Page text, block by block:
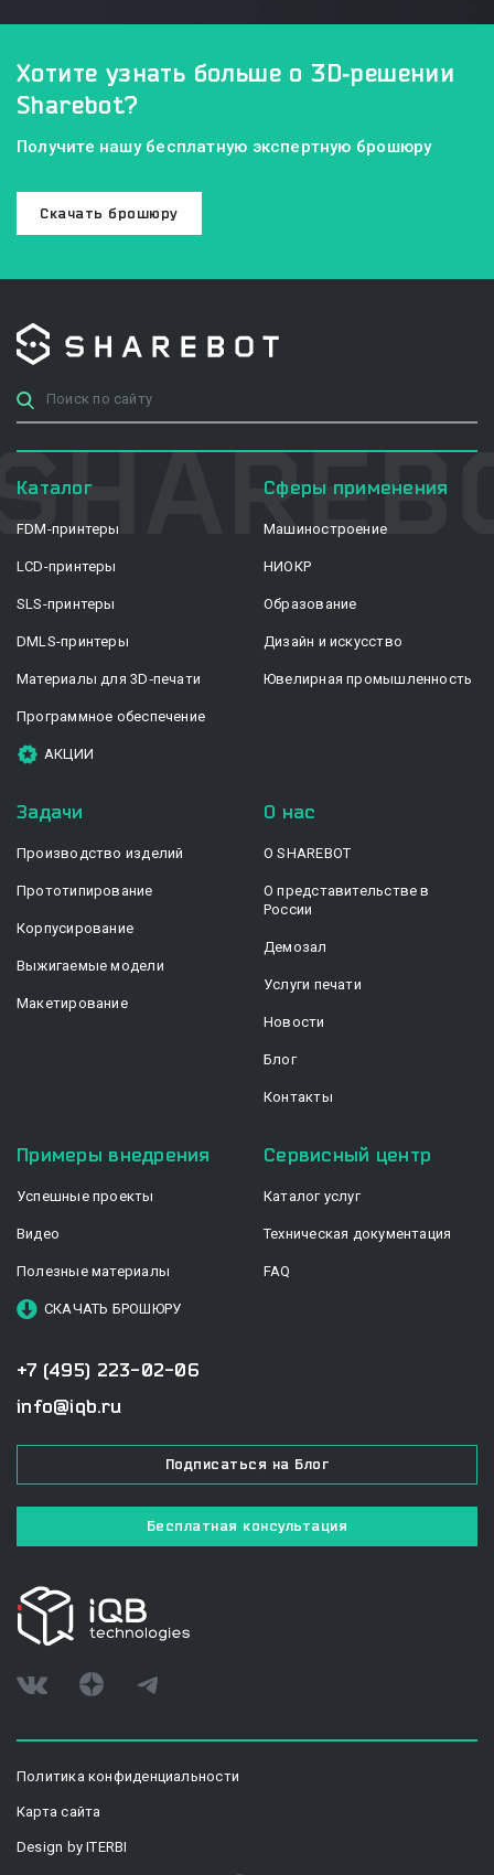
Хотите узнать больше о 3D‑решении
Sharebot?
Получите нашу бесплатную экспертную брошюру
Скачать брошюру
Каталог
FDM-принтеры
LCD-принтеры
SLS-принтеры
DMLS-принтеры
Материалы для 3D‑печати
Программное обеспечение
АКЦИИ
Сферы применения
Машиностроение
НИОКР
Образование
Дизайн и искусство
Ювелирная промышленность
Задачи
Производство изделий
Прототипирование
Корпусирование
Выжигаемые модели
Макетирование
О нас
О SHAREBOT
О представительстве в
России
Демозал
Услуги печати
Новости
Блог
Контакты
Примеры внедрения
Успешные проекты
Видео
Полезные материалы
СКАЧАТЬ БРОШЮРУ
Сервисный центр
Каталог услуг
Техническая документация
FAQ
+7 (495) 223-02-06
info@iqb.ru
Подписаться на Блог
Бесплатная консультация
Политика конфиденциальности
Карта сайта
Design by ITERBI